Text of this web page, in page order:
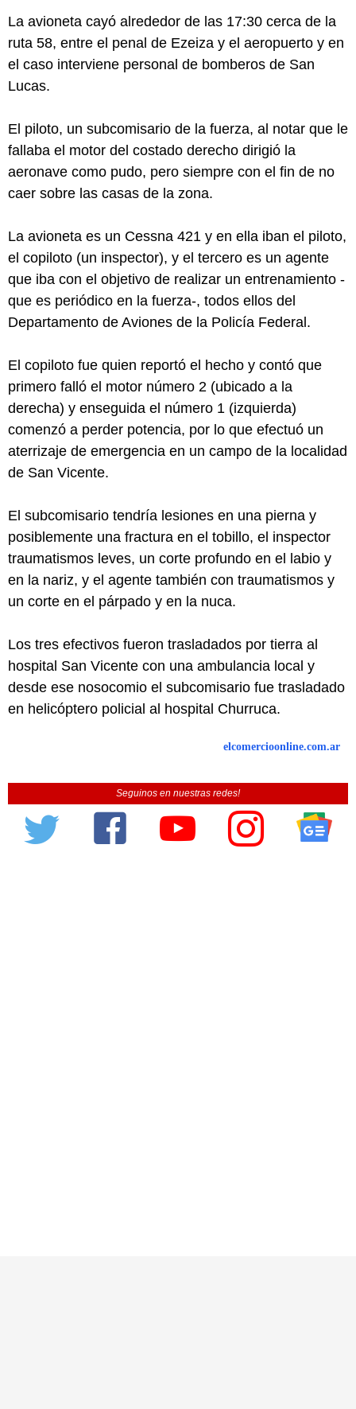
La avioneta cayó alrededor de las 17:30 cerca de la
ruta 58, entre el penal de Ezeiza y el aeropuerto y en
el caso interviene personal de bomberos de San
Lucas.
El piloto, un subcomisario de la fuerza, al notar que le
fallaba el motor del costado derecho dirigió la
aeronave como pudo, pero siempre con el fin de no
caer sobre las casas de la zona.
La avioneta es un Cessna 421 y en ella iban el piloto,
el copiloto (un inspector), y el tercero es un agente
que iba con el objetivo de realizar un entrenamiento -
que es periódico en la fuerza-, todos ellos del
Departamento de Aviones de la Policía Federal.
El copiloto fue quien reportó el hecho y contó que
primero falló el motor número 2 (ubicado a la
derecha) y enseguida el número 1 (izquierda)
comenzó a perder potencia, por lo que efectuó un
aterrizaje de emergencia en un campo de la localidad
de San Vicente.
El subcomisario tendría lesiones en una pierna y
posiblemente una fractura en el tobillo, el inspector
traumatismos leves, un corte profundo en el labio y
en la nariz, y el agente también con traumatismos y
un corte en el párpado y en la nuca.
Los tres efectivos fueron trasladados por tierra al
hospital San Vicente con una ambulancia local y
desde ese nosocomio el subcomisario fue trasladado
en helicóptero policial al hospital Churruca.
elcomercioonline.com.ar
Seguinos en nuestras redes!